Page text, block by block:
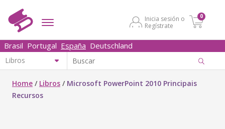
Inicia sesión o
Regístrate
0
Brasil Portugal España Deutschland
Home / Libros / Microsoft PowerPoint 2010 Principais
Recursos